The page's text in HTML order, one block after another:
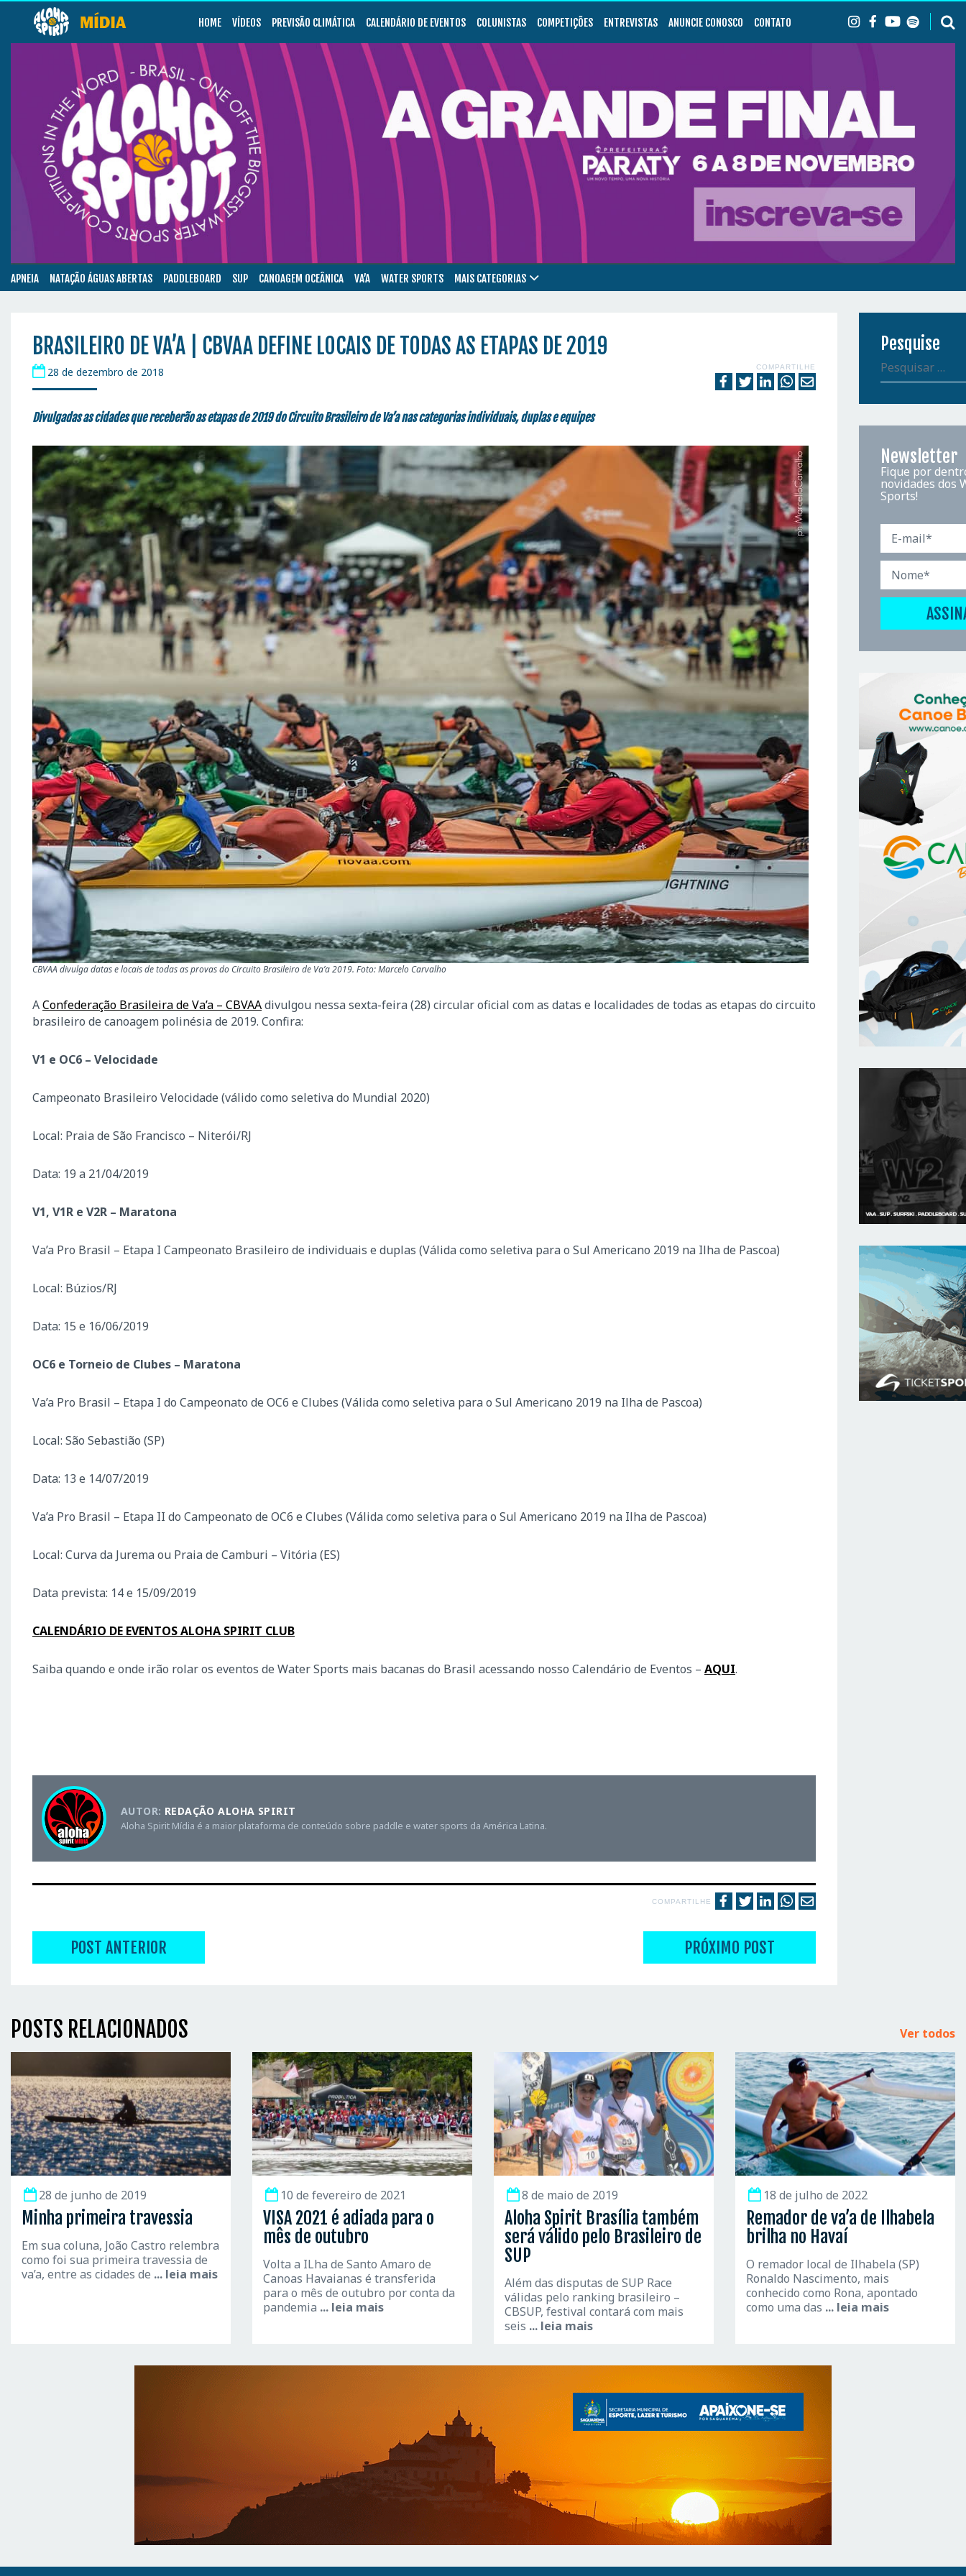
HOME VÍDEOS PREVISÃO CLIMÁTICA CALENDÁRIO DE EVENTOS COLUNISTAS COMPETIÇÕES ENTREVISTAS ANUNCIE CONOSCO CONTATO
APNEIA NATAÇÃO ÁGUAS ABERTAS PADDLEBOARD SUP CANOAGEM OCEÂNICA VA’A WATER SPORTS MAIS CATEGORIAS
BRASILEIRO DE VA’A | CBVAA DEFINE LOCAIS DE TODAS AS ETAPAS DE 2019
28 de dezembro de 2018 COMPARTILHE
Divulgadas as cidades que receberão as etapas de 2019 do Circuito Brasileiro de Va’a nas categorias individuais, duplas e equipes
CBVAA divulga datas e locais de todas as provas do Circuito Brasileiro de Va’a 2019. Foto: Marcelo Carvalho
AConfederação Brasileira de Va’a – CBVAAdivulgou nessa sexta-feira (28) circular oficial com as datas e localidades de todas as etapas do circuito
brasileiro de canoagem polinésia de 2019. Confira:
V1 e OC6 – Velocidade
Campeonato Brasileiro Velocidade (válido como seletiva do Mundial 2020)
Local: Praia de São Francisco – Niterói/RJ
Data: 19 a 21/04/2019
V1, V1R e V2R – Maratona
Va’a Pro Brasil – Etapa I Campeonato Brasileiro de individuais e duplas (Válida como seletiva para o Sul Americano 2019 na Ilha de Pascoa)
Local: Búzios/RJ
Data: 15 e 16/06/2019
OC6 e Torneio de Clubes – Maratona
Va’a Pro Brasil – Etapa I do Campeonato de OC6 e Clubes (Válida como seletiva para o Sul Americano 2019 na Ilha de Pascoa)
Local: São Sebastião (SP)
Data: 13 e 14/07/2019
Va’a Pro Brasil – Etapa II do Campeonato de OC6 e Clubes (Válida como seletiva para o Sul Americano 2019 na Ilha de Pascoa)
Local: Curva da Jurema ou Praia de Camburi – Vitória (ES)
Data prevista: 14 e 15/09/2019
CALENDÁRIO DE EVENTOS ALOHA SPIRIT CLUB
Saiba quando e onde irão rolar os eventos de Water Sports mais bacanas do Brasil acessando nosso Calendário de Eventos – AQUI.
AUTOR: REDAÇÃO ALOHA SPIRIT
Aloha Spirit Mídia é a maior plataforma de conteúdo sobre paddle e water sports da América Latina.
COMPARTILHE
POST ANTERIOR PRÓXIMO POST
Pesquise
Newsletter
Fique por
novidades dos
Sports!
POSTS RELACIONADOS Ver todos
28 de junho de 2019
Minha primeira travessia
Em sua coluna, João Castro relembra
como foi sua primeira travessia de
va’a, entre as cidades de ... leia mais
10 de fevereiro de 2021
VISA 2021 é adiada para o
mês de outubro
Volta a ILha de Santo Amaro de
Canoas Havaianas é transferida
para o mês de outubro por conta da
pandemia ... leia mais
8 de maio de 2019
Aloha Spirit Brasília também
será válido pelo Brasileiro de
SUP
Além das disputas de SUP Race
válidas pelo ranking brasileiro –
CBSUP, festival contará com mais
seis ... leia mais
18 de julho de 2022
Remador de va’a de Ilhabela
brilha no Havaí
O remador local de Ilhabela (SP)
Ronaldo Nascimento, mais
conhecido como Rona, apontado
como uma das ... leia mais